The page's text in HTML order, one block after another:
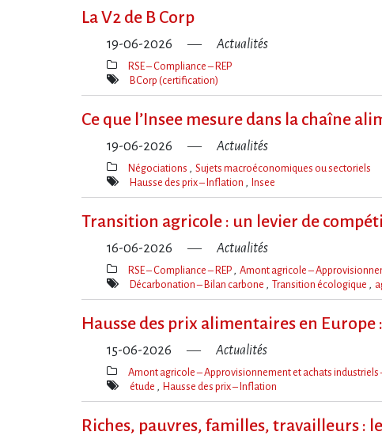
La V2 de B Corp
19-06-2026 Actualités
Thèmes(s)
RSE – Compliance – REP
Mot(s)-
BCorp (certification)
Ce que l​‌’Insee mesure dans la chaîne
19-06-2026 Actualités
Thèmes(s)
Négociations Sujets macroéconomiques ou sectoriels
Mot(s)-
Hausse des prix – Inflation Insee
Transition agricole : un levier de
16-06-2026 Actualités
Thèmes(s)
RSE – Compliance – REP Amont agricole –
Mot(s)-
Décarbonation – Bilan carbone Transition écologique
Hausse des prix alimentaires en
15-06-2026 Actualités
Thèmes(s)
Amont agricole – Approvisionnement et achats industriels
Mot(s)-
étude Hausse des prix – Inflation
Riches, pauvres, familles, travailleurs :